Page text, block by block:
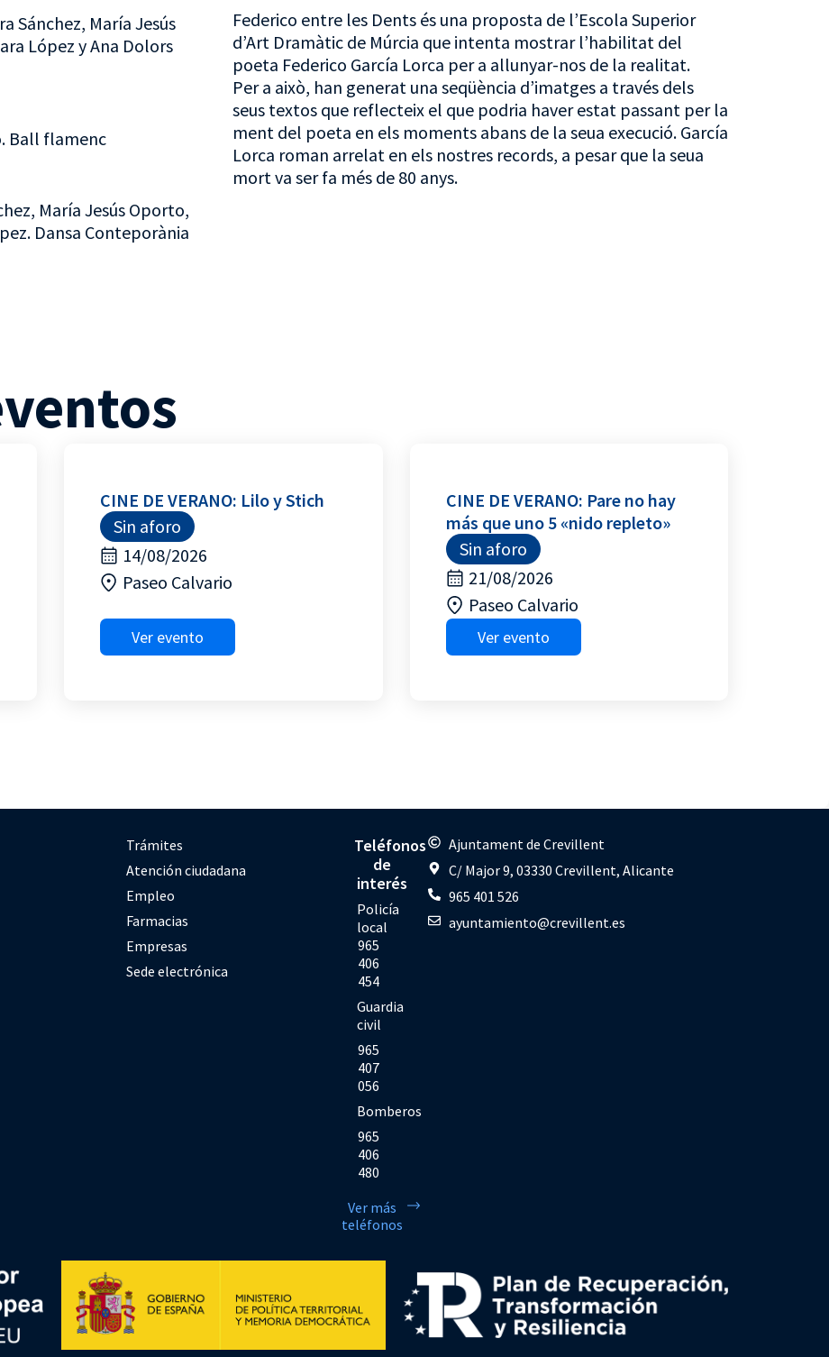
Sánchez, María Jesús
López y Ana Dolors
Ball flamenc
María Jesús Oporto,
Dansa Conteporània
Federico entre les Dents és una proposta de l’Escola Superior
d’Art Dramàtic de Múrcia que intenta mostrar l’habilitat del
poeta Federico García Lorca per a allunyar-nos de la realitat.
Per a això, han generat una seqüència d’imatges a través dels
seus textos que reflecteix el que podria haver estat passant per la
ment del poeta en els moments abans de la seua execució. García
Lorca roman arrelat en els nostres records, a pesar que la seua
mort va ser fa més de 80 anys.
CINE DE VERANO: Lilo y Stich
Sin aforo
14/08/2026
Paseo Calvario
Ver evento
CINE DE VERANO: Pare no hay
más que uno 5 «nido repleto»
Sin aforo
21/08/2026
Paseo Calvario
Ver evento
Trámites
Atención ciudadana
Empleo
Farmacias
Empresas
Sede electrónica
Teléfonos
de
interés
Policía
local
965
406
454
Guardia
civil
965
407
056
Bomberos
965
406
480
Ver más
teléfonos
Ajuntament de Crevillent
C/ Major 9, 03330 Crevillent, Alicante
965 401 526
ayuntamiento@crevillent.es